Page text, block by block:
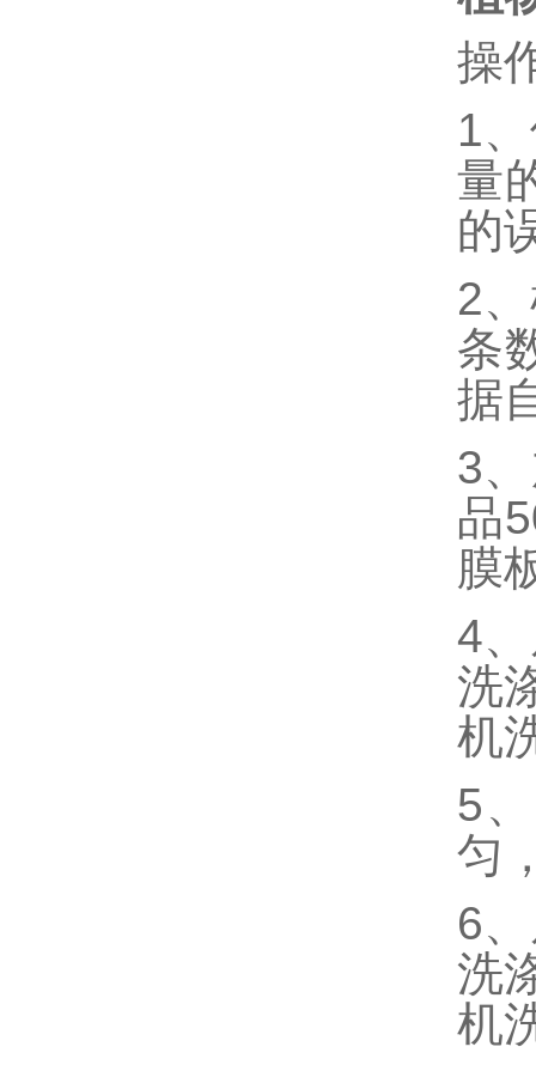
操
1、
量
的
2
条
据
3
品
膜
4
洗
机
5
匀
6
洗
机